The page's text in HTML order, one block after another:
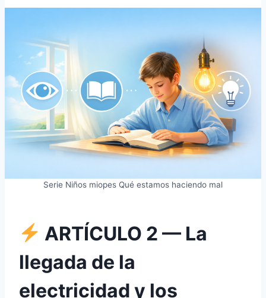
Serie Niños miopes Qué estamos haciendo mal
ARTÍCULO 2 — La
llegada de la
electricidad y los